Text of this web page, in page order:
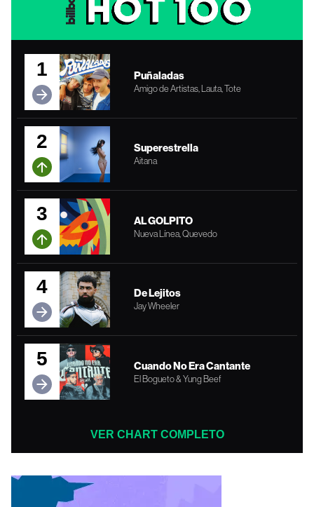
1 Puñaladas
Amigo de Artistas, Lauta, Tote
2 Superestrella
Aitana
3 AL GOLPITO
Nueva Línea, Quevedo
4 De Lejitos
Jay Wheeler
5 Cuando No Era Cantante
El Bogueto & Yung Beef
VER CHART COMPLETO